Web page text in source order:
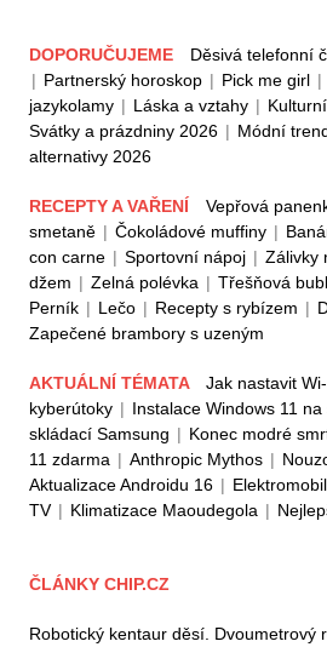
DOPORUČUJEME Děsivá telefonní
| Partnerský horoskop | Pick me girl |
jazykolamy | Láska a vztahy |
Svátky a prázdniny 2026 | Módní
alternativy 2026
RECEPTY A VAŘENÍ Vepřová
smetaně | Čokoládové muffiny |
con carne | Sportovní nápoj | Zálivky
džem | Zelná polévka | Třešňová
Perník | Lečo | Recepty s rybízem |
Zapečené brambory s uzeným
AKTUÁLNÍ TÉMATA Jak nastavit
kyberútoky | Instalace Windows 11
skládací Samsung | Konec modré
11 zdarma | Anthropic Mythos |
Aktualizace Androidu 16 |
TV | Klimatizace Maoudegola |
ČLÁNKY CHIP.CZ
Robotický kentaur děsí. Dvoumetrový